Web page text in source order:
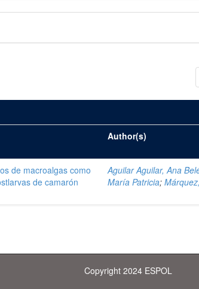
Author(s)
de macroalgas como
de camarón
Aguilar Aguilar, Ana
María Patricia;
Copyright 2024 ESPOL